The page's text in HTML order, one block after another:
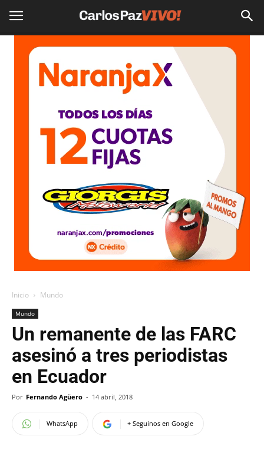
Inicio Mundo
Mundo
Un remanente de las FARC
asesinó a tres periodistas
en Ecuador
Por Fernando Agüero - 14 abril, 2018
WhatsApp + Seguinos en Google